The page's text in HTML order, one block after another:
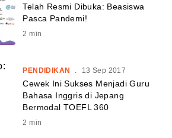
Telah Resmi Dibuka: Beasiswa
Pasca Pandemi!
2 min
PENDIDIKAN 13 Sep 2017
Cewek Ini Sukses Menjadi Guru
Bahasa Inggris di Jepang
Bermodal TOEFL 360
2 min